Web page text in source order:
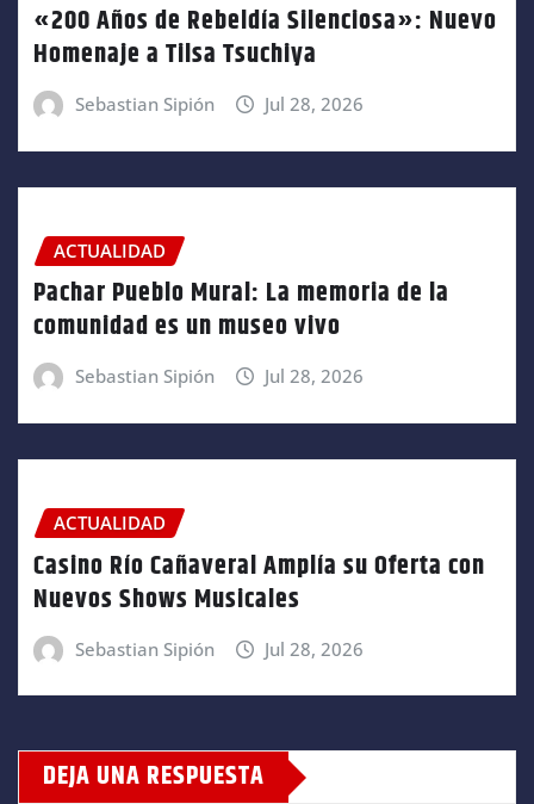
«200 Años de Rebeldía Silenciosa»: Nuevo
Homenaje a Tilsa Tsuchiya
Sebastian Sipión Jul 28, 2026
ACTUALIDAD
Pachar Pueblo Mural: La memoria de la
comunidad es un museo vivo
Sebastian Sipión Jul 28, 2026
ACTUALIDAD
Casino Río Cañaveral Amplía su Oferta con
Nuevos Shows Musicales
Sebastian Sipión Jul 28, 2026
DEJA UNA RESPUESTA